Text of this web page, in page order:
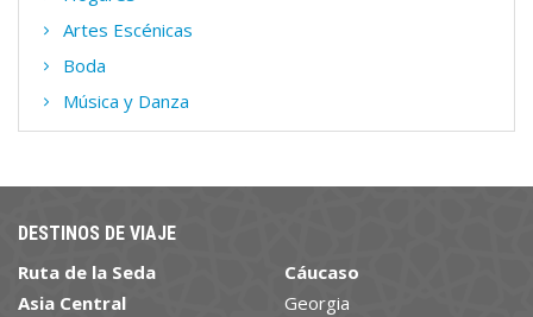
Artes Escénicas
Boda
Música y Danza
DESTINOS DE VIAJE
Ruta de la Seda
Asia Central
Cáucaso
Georgia